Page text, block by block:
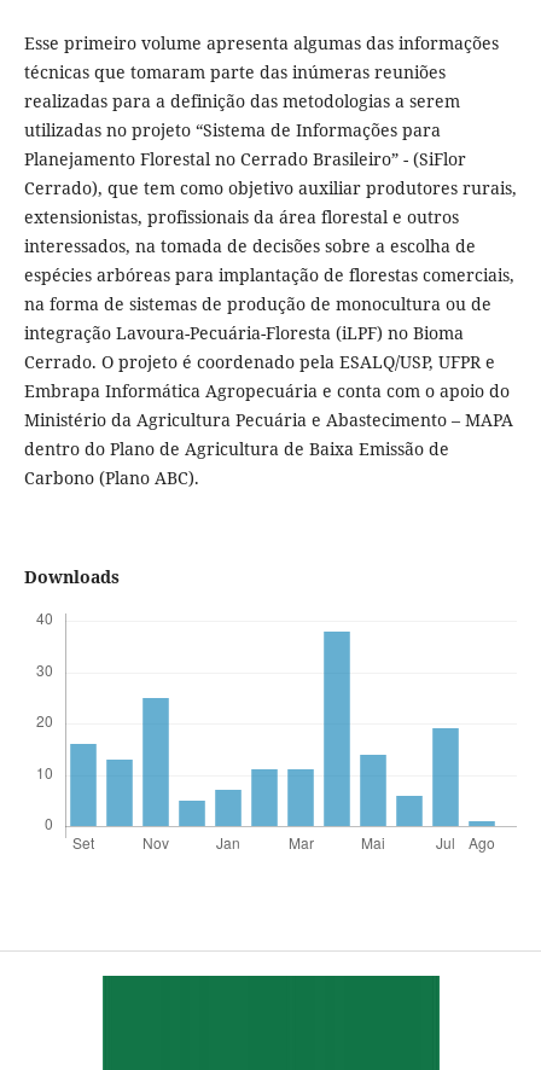
Esse primeiro volume apresenta algumas das informações
técnicas que tomaram parte das inúmeras reuniões
realizadas para a definição das metodologias a serem
utilizadas no projeto “Sistema de Informações para
Planejamento Florestal no Cerrado Brasileiro” - (SiFlor
Cerrado), que tem como objetivo auxiliar produtores rurais,
extensionistas, profissionais da área florestal e outros
interessados, na tomada de decisões sobre a escolha de
espécies arbóreas para implantação de florestas comerciais,
na forma de sistemas de produção de monocultura ou de
integração Lavoura-Pecuária-Floresta (iLPF) no Bioma
Cerrado. O projeto é coordenado pela ESALQ/USP, UFPR e
Embrapa Informática Agropecuária e conta com o apoio do
Ministério da Agricultura Pecuária e Abastecimento – MAPA
dentro do Plano de Agricultura de Baixa Emissão de
Carbono (Plano ABC).
Downloads